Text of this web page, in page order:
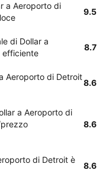
a Aeroporto di
9.5
di Dollar a
efficiente
8.7
Aeroporto di Detroit
8.6
a Aeroporto di
8.6
di Detroit è
8.6